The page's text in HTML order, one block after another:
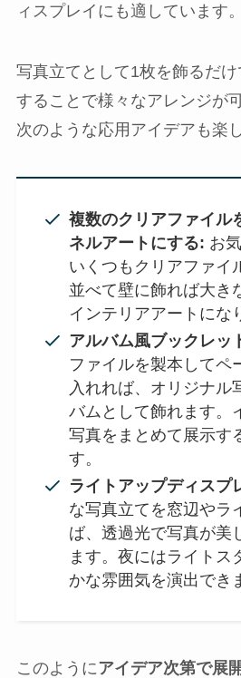
ィスプレイにも適しています。
写真立てとして1枚を飾るだ
することで様々なアレンジが
次のような応用アイデアも楽
複数のクリアファイル
ネルアートにする: お
いくつもクリアファイ
並べて壁に飾れば大き
インテリアアートにな
アルバム風ブックレッ
ファイルを製本してペ
入れれば、オリジナル
バムとして飾れます。
写真をまとめて展示す
す。
ライトアップディスプ
な写真立てを窓辺やラ
ば、透過光で写真が美
ます。夜にはライトス
かな雰囲気を演出でき
このようにアイデア次第で展